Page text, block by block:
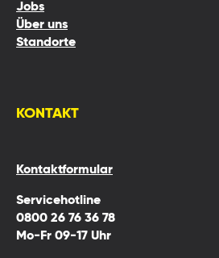
Jobs
Über uns
Standorte
KONTAKT
Kontaktformular
Servicehotline
0800 26 76 36 78
Mo-Fr 09-17 Uhr